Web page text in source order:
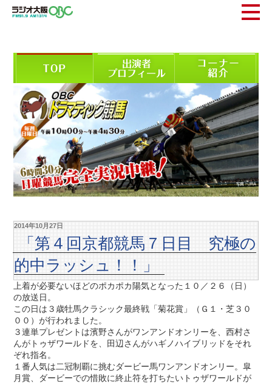
2014年10月27日
「第４回京都競馬７日目 究極の
的中ラッシュ！！」
上着が必要ないほどのポカポカ陽気となった１０／２６（日）
の放送日。
この日は３歳牡馬クラシック最終戦「菊花賞」（Ｇ１・芝３０
００）が行われました。
３連単プレゼントは濱野さんがワンアンドオンリーを、西村さ
んがトゥザワールドを、田辺さんがハギノハイブリッドをそれ
ぞれ指名。
１番人気は二冠制覇に挑むダービー馬ワンアンドオンリー。皐
月賞、ダービーでの惜敗に終止符を打ちたいトゥザワールドが